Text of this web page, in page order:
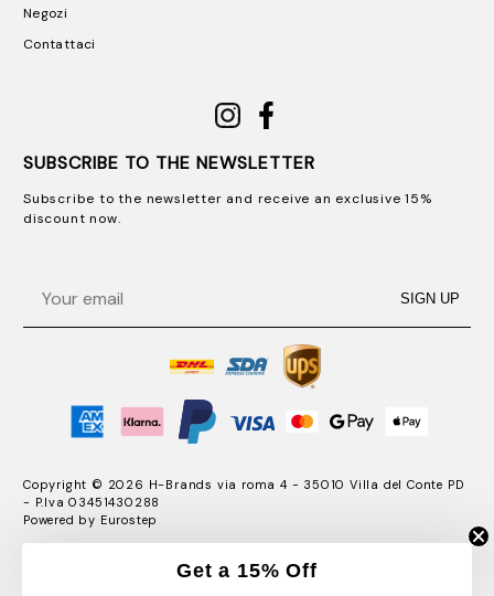
Negozi
Contattaci
SUBSCRIBE TO THE NEWSLETTER
Subscribe to the newsletter and receive an exclusive 15%
discount now.
SIGN UP
Copyright © 2026 H-Brands via roma 4 - 35010 Villa del Conte PD
- P.Iva 03451430288
Powered by Eurostep
Get a 15% Off